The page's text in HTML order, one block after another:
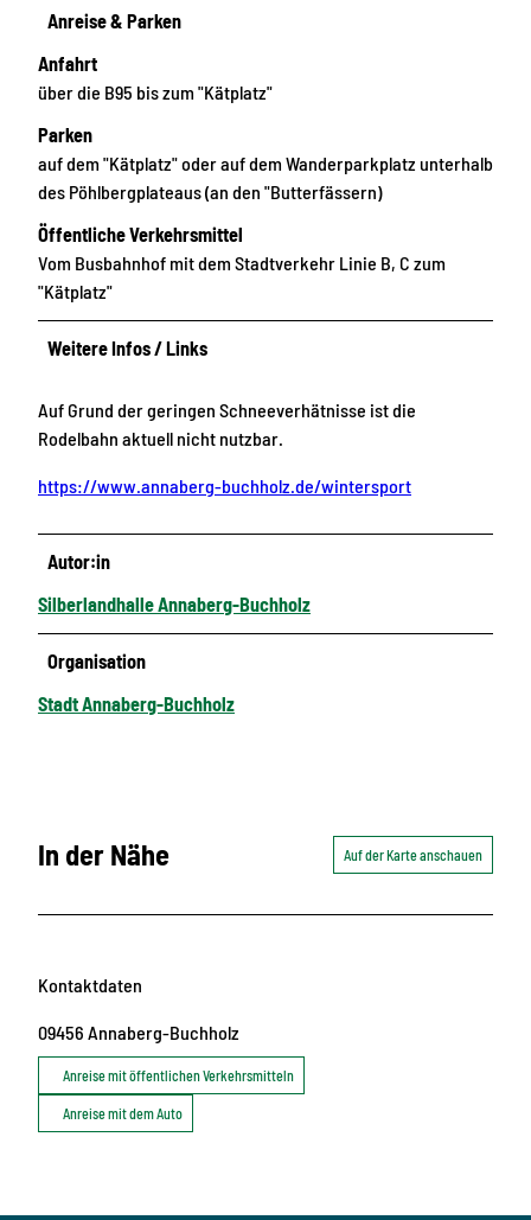
Anreise & Parken
Anfahrt
über die B95 bis zum "Kätplatz"
Parken
auf dem "Kätplatz" oder auf dem Wanderparkplatz unterhalb
des Pöhlbergplateaus (an den "Butterfässern)
Öffentliche Verkehrsmittel
Vom Busbahnhof mit dem Stadtverkehr Linie B, C zum
"Kätplatz"
Weitere Infos / Links
Auf Grund der geringen Schneeverhätnisse ist die
Rodelbahn aktuell nicht nutzbar.
https://www.annaberg-buchholz.de/wintersport
Autor:in
Silberlandhalle Annaberg-Buchholz
Organisation
Stadt Annaberg-Buchholz
In der Nähe Auf der Karte anschauen
Kontaktdaten
09456 Annaberg-Buchholz
Anreise mit öffentlichen Verkehrsmitteln
Anreise mit dem Auto